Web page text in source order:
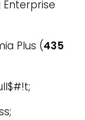
Plus (435